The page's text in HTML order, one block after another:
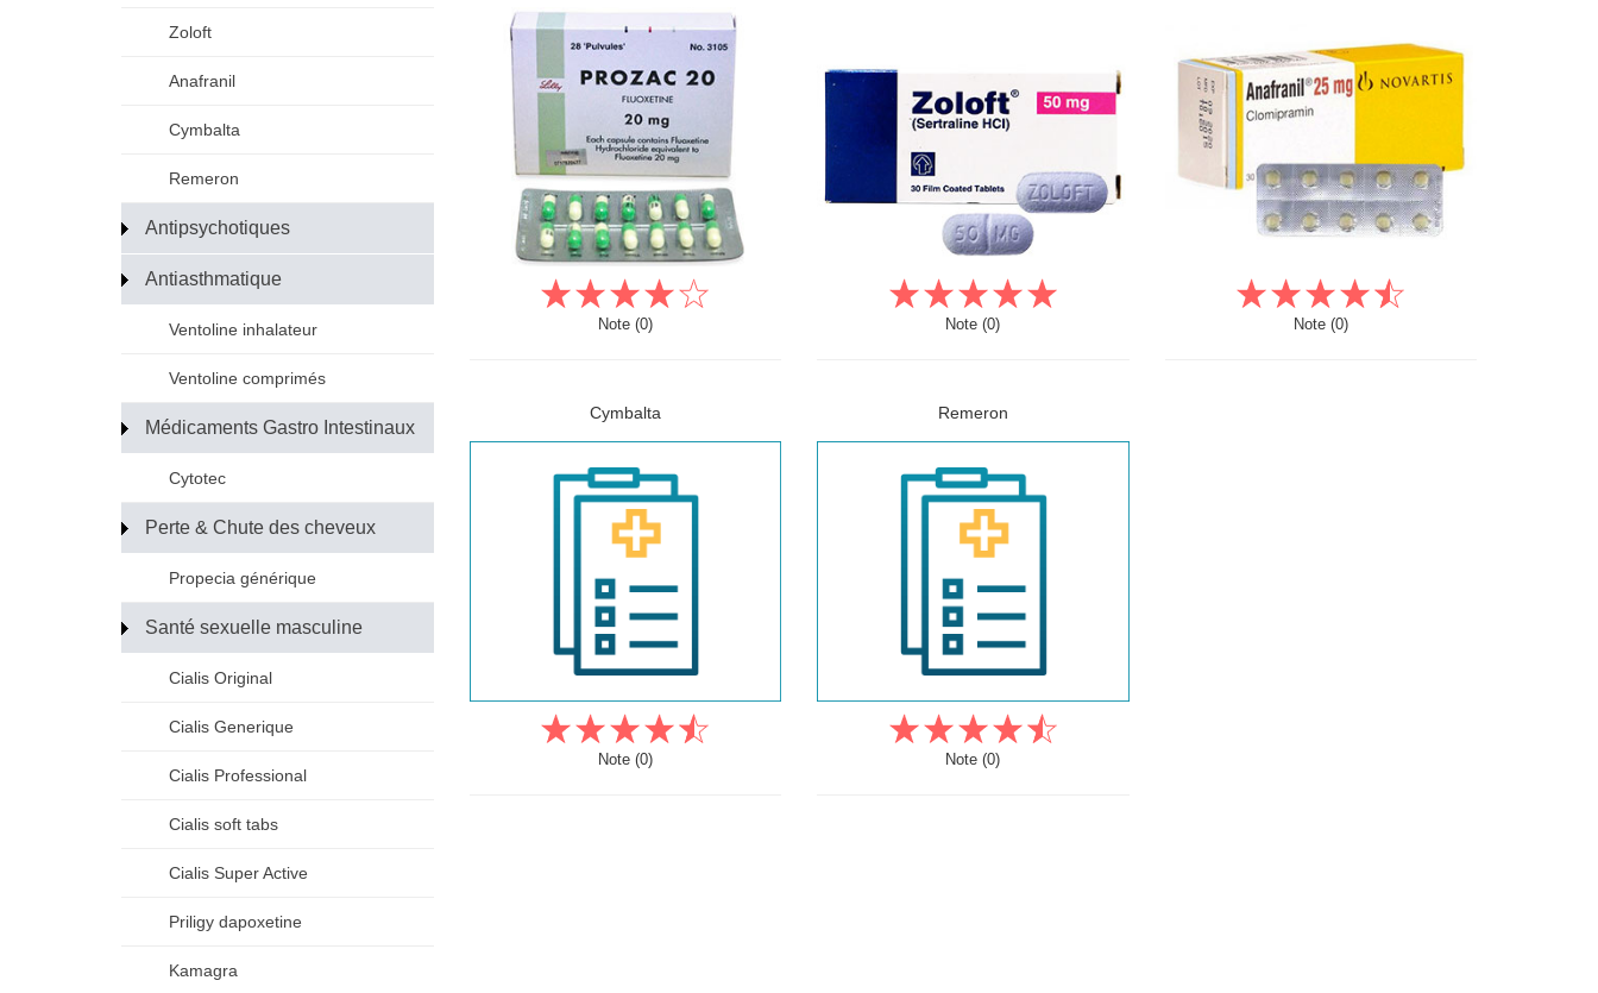
Zoloft
Anafranil
Cymbalta
Remeron
Antipsychotiques
Antiasthmatique
Ventoline inhalateur
Ventoline comprimés
Médicaments Gastro Intestinaux
Cytotec
Perte & Chute des cheveux
Propecia générique
Santé sexuelle masculine
Cialis Original
Cialis Generique
Cialis Professional
Cialis soft tabs
Cialis Super Active
Priligy dapoxetine
Kamagra
Note (0) Note (0) Note (0)
Cymbalta
Note (0)
Remeron
Note (0)